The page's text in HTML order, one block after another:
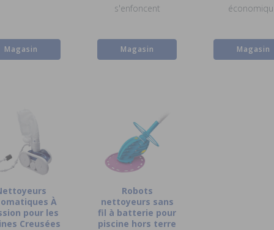
Magasin
s'enfoncent
Magasin Magasin
À
pour les
Creusées
Robots
nettoyeurs sans
fil à batterie pour
piscine hors terre